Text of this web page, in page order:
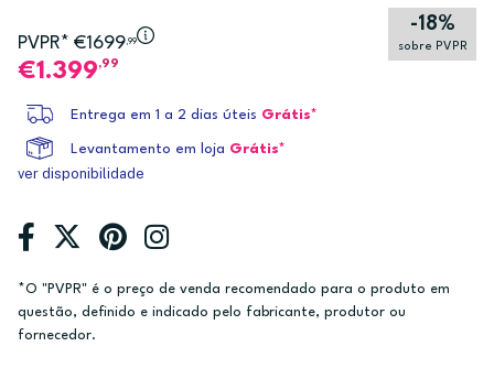
PVPR* €1699,99
-18%
sobre PVPR
1.399,99
Entrega em 1 a 2 dias úteis Grátis*
Levantamento em loja Grátis*
ver disponibilidade
*O "PVPR" é o preço de venda recomendado para o produto em
questão, definido e indicado pelo fabricante, produtor ou
fornecedor.